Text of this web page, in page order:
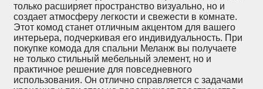
только расширяет пространство визуально, но и
создает атмосферу легкости и свежести в комнате.
Этот комод станет отличным акцентом для вашего
интерьера, подчеркивая его индивидуальность. При
покупке комода для спальни Меланж вы получаете
не только стильный мебельный элемент, но и
практичное решение для повседневного
использования. Он отлично справляется с задачами